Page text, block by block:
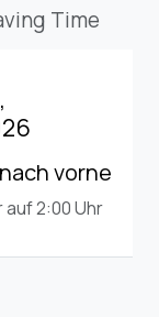
Time
vorne
auf 2:00 Uhr